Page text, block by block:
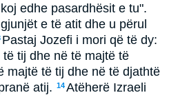
edhe pasardhësit e tu".
e të atit dhe u përul
Pastaj Jozefi i mori që të dy:
tij dhe në të majtë të
majtë të tij dhe në të djathtë
atij. 14Atëherë Izraeli